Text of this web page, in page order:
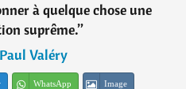
à quelque chose une
suprême.”
Paul Valéry
WhatsApp Image